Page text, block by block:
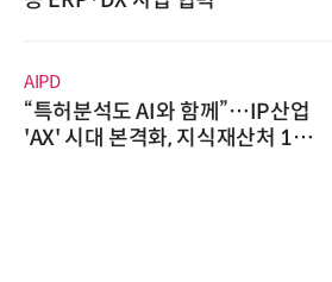
AIPD
“특허분석도 AI와 함께”…IP산업
'AX' 시대 본격화, 지식재산처 1호